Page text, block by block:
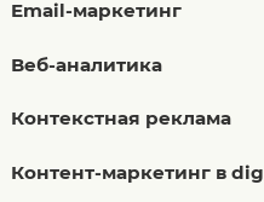
Email-маркетинг
Веб-аналитика
Контекстная реклама
Контент-маркетинг в